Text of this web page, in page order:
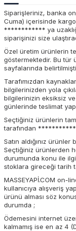
Siparişleriniz, banka
Cuma) içerisinde
************ ya
siparişinizi size
Özel üretim ürünlerin
göstermektedir. Bu tür
sayfalarında
Tarafımızdan
bilgilerinizden yola
bilgilerinizin eksiksiz
günlerinde teslimat
Seçtiğiniz ürünlerin
tarafından
Satın aldığınız
Seçtiğiniz ürünlerden
durumunda konu ile
stoklara gireceği tarih
MASSEYAPİ.COM on-
kullanıcıya alışveriş
ürünü alması söz
durumda ;
Ödemesini internet
kalmamış ise en az 4